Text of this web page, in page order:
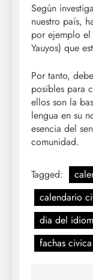
Según
nuestro país,
por ejemplo
Yauyos) que
Por tanto,
posibles para
ellos son la
lengua en su
esencia del
comunidad.
Tagged:
calendario
dia del
fachas